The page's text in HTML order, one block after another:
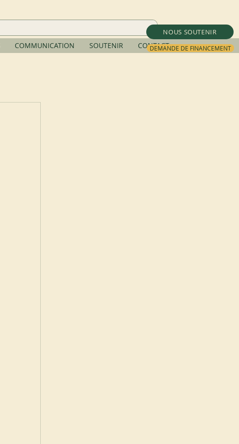
NOUS SOUTENIR
DEMANDE DE FINANCEMENT
COMMUNICATION SOUTENIR CONTACT